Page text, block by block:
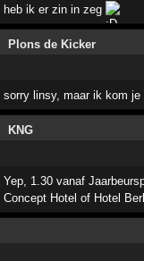
heb ik er zin in zeg
Plons de Kicker
sorry linsy, maar ik kom
KNG
Yep, 1.30 vanaf
Concept Hotel of Hotel